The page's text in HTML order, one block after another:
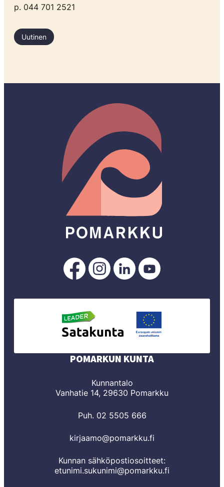
p. 044 701 2521
Uutinen
Pomarkku
Facebookissa
Pomarkku
Instagramissa
Pomarkku
LinkedInissä
POMARKUN KUNTA
Kunnantalo
Vanhatie 14, 29630 Pomarkku
Puh. 02 5505 666
kirjaamo@pomarkku.fi
Kunnan sähköpostiosoitteet:
etunimi.sukunimi@pomarkku.fi